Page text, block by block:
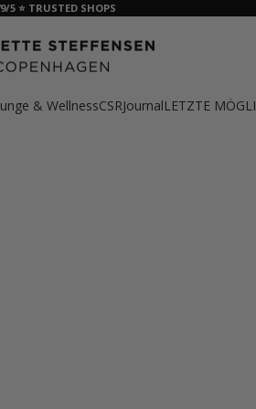
5 ⭐ TRUSTED SHOPS
& WellnessCSRJournalLETZTE